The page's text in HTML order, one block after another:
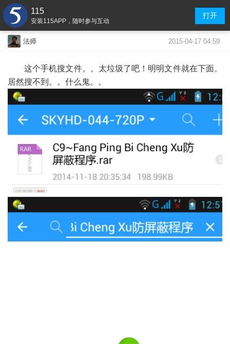
115
安装115APP，随时参与互动
打开
法师 2015-04-17 04:59
这个手机搜文件。。太垃圾了吧！明明文件就在下面。
居然搜不到。。什么鬼。。